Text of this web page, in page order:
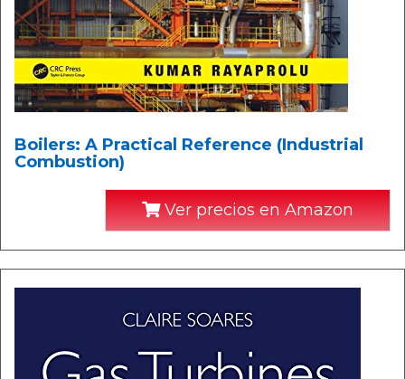
Boilers: A Practical Reference (Industrial
Combustion)
Ver precios en Amazon